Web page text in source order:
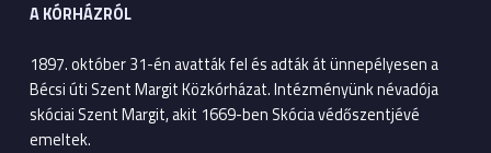
A KÓRHÁZRÓL
1897. október 31-én avatták fel és adták át ünnepélyesen a
Bécsi úti Szent Margit Közkórházat. Intézményünk névadója
skóciai Szent Margit, akit 1669-ben Skócia védőszentjévé
emeltek.